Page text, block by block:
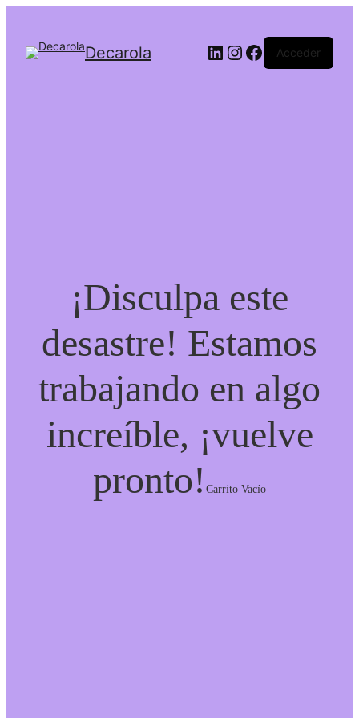
Decarola LinkedIn
Instagram
Facebook
Acceder
¡Disculpa este
desastre! Estamos
trabajando en algo
increíble, ¡vuelve
pronto!